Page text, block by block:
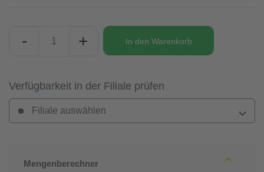
- + In den Warenkorb
Verfügbarkeit in der Filiale prüfen
Filiale auswählen
Mengenberechner